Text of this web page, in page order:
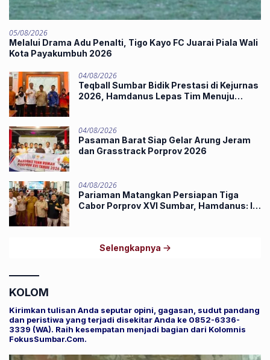
05/08/2026
Melalui Drama Adu Penalti, Tigo Kayo FC Juarai Piala Wali
Kota Payakumbuh 2026
04/08/2026
Teqball Sumbar Bidik Prestasi di Kejurnas
2026, Hamdanus Lepas Tim Menuju
04/08/2026
Pasaman Barat Siap Gelar Arung Jeram
dan Grasstrack Porprov 2026
04/08/2026
Pariaman Matangkan Persiapan Tiga
Cabor Porprov XVI Sumbar, Hamdanus: Ini
Selengkapnya
KOLOM
Kirimkan tulisan Anda seputar opini, gagasan, sudut pandang
dan peristiwa yang terjadi disekitar Anda ke 0852-6336-
3339 (WA). Raih kesempatan menjadi bagian dari Kolomnis
FokusSumbar.Com.